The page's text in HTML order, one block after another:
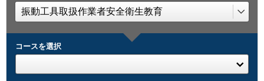
コースを選択